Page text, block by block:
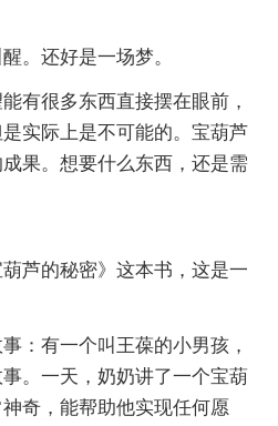
。还好是一场梦。
有很多东西直接摆在眼前，
实际上是不可能的。宝葫芦
果。想要什么东西，还是需
芦的秘密》这本书，这是一
：有一个叫王葆的小男孩，
。一天，奶奶讲了一个宝葫
奇，能帮助他实现任何愿